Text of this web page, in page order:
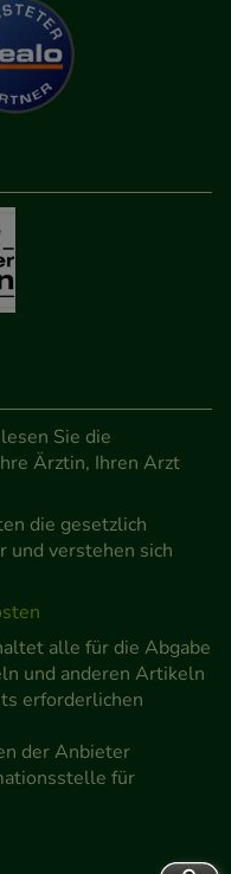
es uns
Inhalte
zu
der Nutzung
deren Hilfe wir
können,
auch die
oder soziale
Sie die
Ärztin, Ihren Arzt
die gesetzlich
und verstehen sich
alle für die Abgabe
und anderen Artikeln
erforderlichen
der Anbieter
für